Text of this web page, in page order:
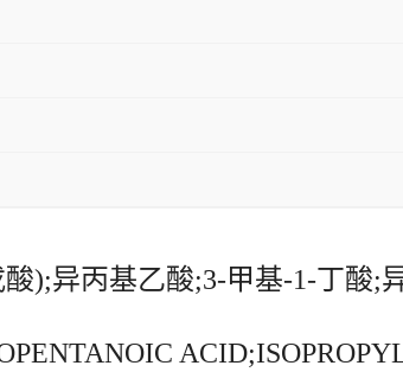
);异丙基乙酸;3-甲基-1-丁酸;